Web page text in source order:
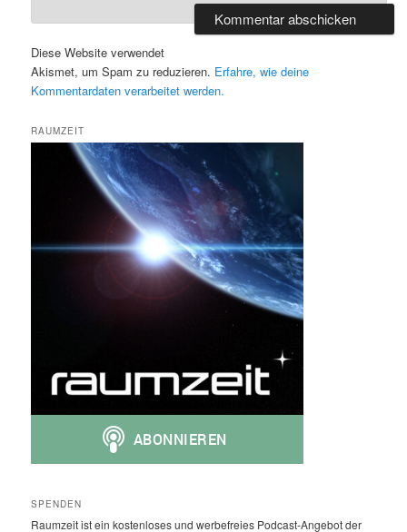
Diese Website verwendet
Akismet, um Spam zu reduzieren. Erfahre, wie deine
Kommentardaten verarbeitet werden.
RAUMZEIT
SPENDEN
Raumzeit ist ein kostenloses und werbefreies Podcast-Angebot der